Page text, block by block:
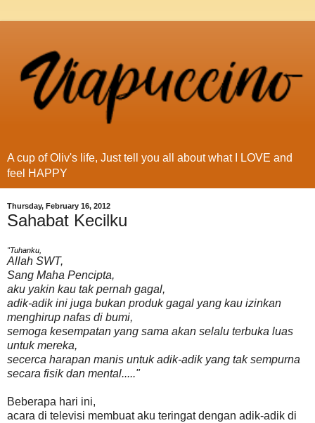
A cup of Oliv's life, Just tell you all about what I LOVE and
feel HAPPY
Thursday, February 16, 2012
Sahabat Kecilku
"Tuhanku,
Allah SWT,
Sang Maha Pencipta,
aku yakin kau tak pernah gagal,
adik-adik ini juga bukan produk gagal yang kau izinkan
menghirup nafas di bumi,
semoga kesempatan yang sama akan selalu terbuka luas
untuk mereka,
secerca harapan manis untuk adik-adik yang tak sempurna
secara fisik dan mental....."
Beberapa hari ini,
acara di televisi membuat aku teringat dengan adik-adik di